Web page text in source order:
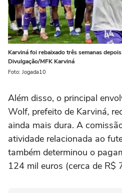
Karviná foi rebaixado três semanas
Divulgação/MFK Karviná
Foto: Jogada10
Além disso, o principal
Wolf, prefeito de Karviná,
ainda mais dura. A
atividade relacionada ao
também determinou o
124 mil euros (cerca de R$